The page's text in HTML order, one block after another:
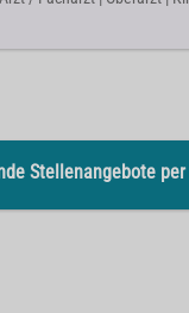
Stellenangebote